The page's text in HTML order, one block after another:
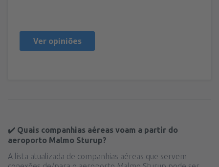
Ver opiniões
✔️ Quais companhias aéreas voam a partir do
aeroporto Malmo Sturup?
A lista atualizada de companhias aéreas que servem